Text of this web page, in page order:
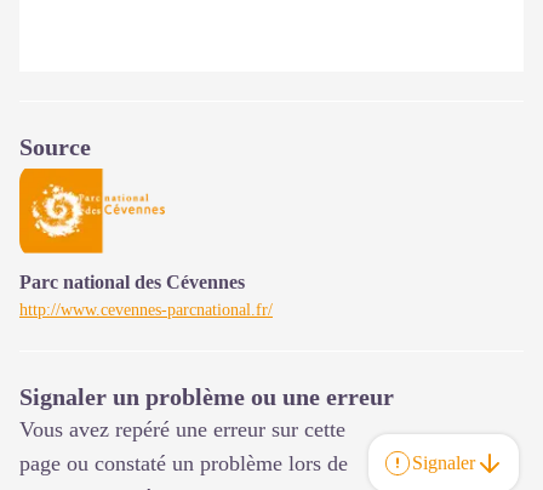
Source
Parc national des Cévennes
http://www.cevennes-parcnational.fr/
Signaler un problème ou une erreur
Vous avez repéré une erreur sur cette
page ou constaté un problème lors de
Signaler